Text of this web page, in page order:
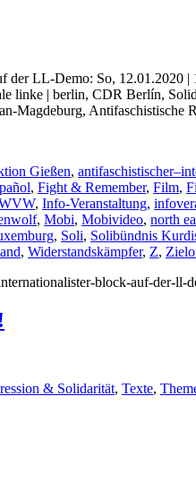
LL-Demo: So, 12.01.2020
linke | berlin, CDR Berlín,
Magdeburg,
Gießen,
, Fight & Remember, Film,
, Info-Veranstaltung,
, Mobi, Mobivideo, north
, Soli, Solibündnis
, Widerstandskämpfer, Z,
block-auf-der-ll-
& Solidarität, Texte,